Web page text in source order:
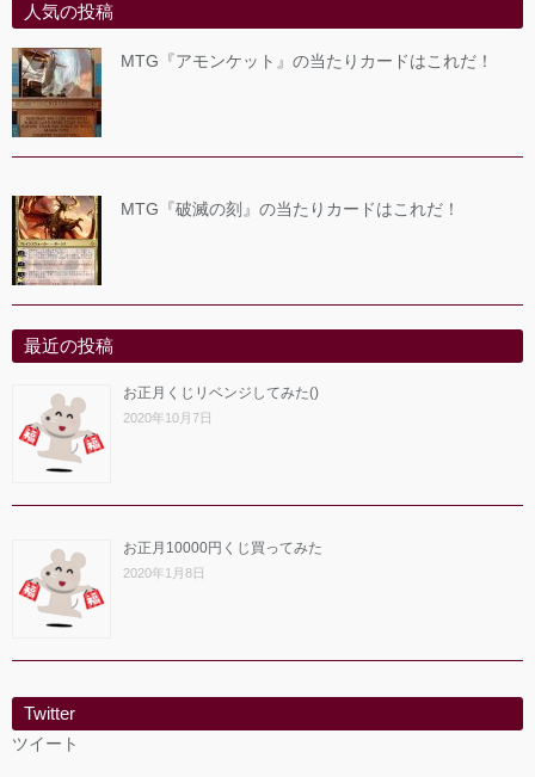
人気の投稿
MTG『アモンケット』の当たりカードはこれだ！
MTG『破滅の刻』の当たりカードはこれだ！
最近の投稿
お正月くじリベンジしてみた()
2020年10月7日
お正月10000円くじ買ってみた
2020年1月8日
Twitter
ツイート